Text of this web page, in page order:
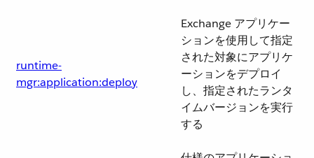
runtime-
mgr:application:deploy
Exchange アプリケー
ションを使用して指定
された対象にアプリケ
ーションをデプロイ
し、指定されたランタ
イムバージョンを実行
する